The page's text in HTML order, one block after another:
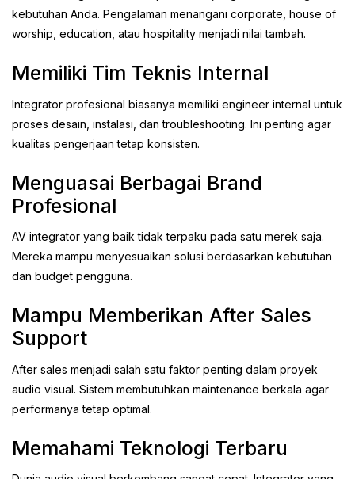
kebutuhan Anda. Pengalaman menangani corporate, house of
worship, education, atau hospitality menjadi nilai tambah.
Memiliki Tim Teknis Internal
Integrator profesional biasanya memiliki engineer internal untuk
proses desain, instalasi, dan troubleshooting. Ini penting agar
kualitas pengerjaan tetap konsisten.
Menguasai Berbagai Brand
Profesional
AV integrator yang baik tidak terpaku pada satu merek saja.
Mereka mampu menyesuaikan solusi berdasarkan kebutuhan
dan budget pengguna.
Mampu Memberikan After Sales
Support
After sales menjadi salah satu faktor penting dalam proyek
audio visual. Sistem membutuhkan maintenance berkala agar
performanya tetap optimal.
Memahami Teknologi Terbaru